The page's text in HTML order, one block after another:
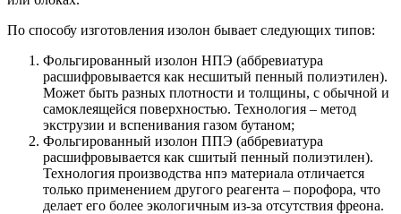
По способу изготовления изолон бывает следующих типов:
Фольгированный изолон НПЭ (аббревиатура
расшифровывается как несшитый пенный полиэтилен).
Может быть разных плотности и толщины, с обычной и
самоклеящейся поверхностью. Технология – метод
экструзии и вспенивания газом бутаном;
Фольгированный изолон ППЭ (аббревиатура
расшифровывается как сшитый пенный полиэтилен).
Технология производства нпэ материала отличается
только применением другого реагента – порофора, что
делает его более экологичным из-за отсутствия фреона.